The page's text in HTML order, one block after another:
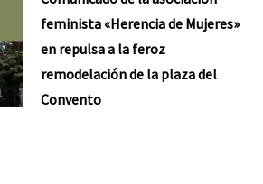
feminista «Herencia de Mujeres»
en repulsa a la feroz
remodelación de la plaza del
Convento